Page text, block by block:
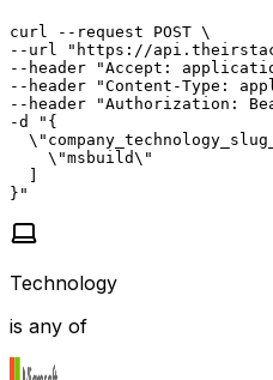
curl --request POST \
--url "https://
--header "Accept:
--header "Content-Type:
--header "Authorization:
-d "{
    \"msbuild\"
  ]
}"
Technology
is any of